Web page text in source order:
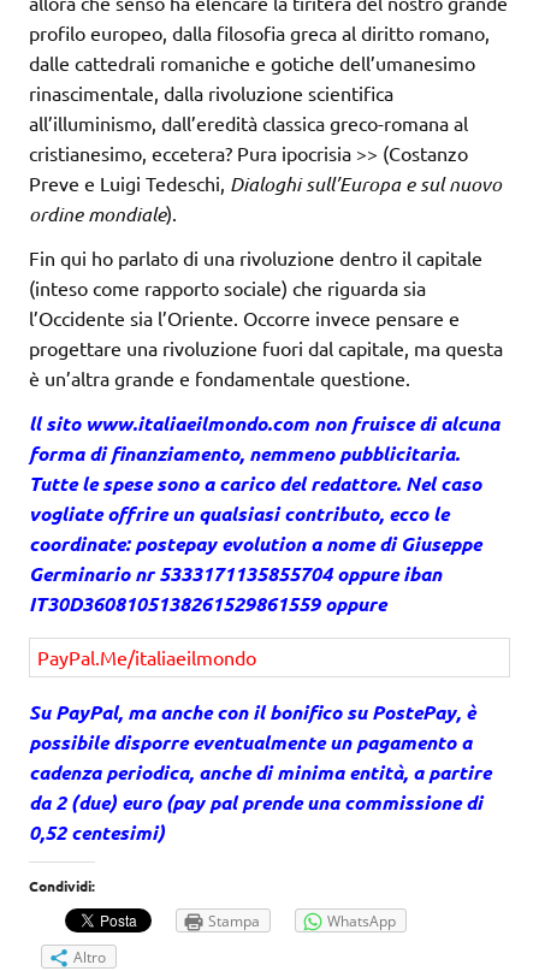
profilo europeo, dalla filosofia greca al diritto romano,
dalle cattedrali romaniche e gotiche dell’umanesimo
rinascimentale, dalla rivoluzione scientifica
all’illuminismo, dall’eredità classica greco-romana al
cristianesimo, eccetera? Pura ipocrisia >> (Costanzo
Preve e Luigi Tedeschi, Dialoghi sull’Europa e sul nuovo
ordine mondiale).
Fin qui ho parlato di una rivoluzione dentro il capitale
(inteso come rapporto sociale) che riguarda sia
l’Occidente sia l’Oriente. Occorre invece pensare e
progettare una rivoluzione fuori dal capitale, ma questa
è un’altra grande e fondamentale questione.
ll sito www.italiaeilmondo.com non fruisce di alcuna
forma di finanziamento, nemmeno pubblicitaria.
Tutte le spese sono a carico del redattore. Nel caso
vogliate offrire un qualsiasi contributo, ecco le
coordinate: postepay evolution a nome di Giuseppe
Germinario nr 5333171135855704 oppure iban
IT30D3608105138261529861559 oppure
PayPal.Me/italiaeilmondo
Su PayPal, ma anche con il bonifico su PostePay, è
possibile disporre eventualmente un pagamento a
cadenza periodica, anche di minima entità, a partire
da 2 (due) euro (pay pal prende una commissione di
0,52 centesimi)
Condividi:
Stampa
WhatsApp
Altro